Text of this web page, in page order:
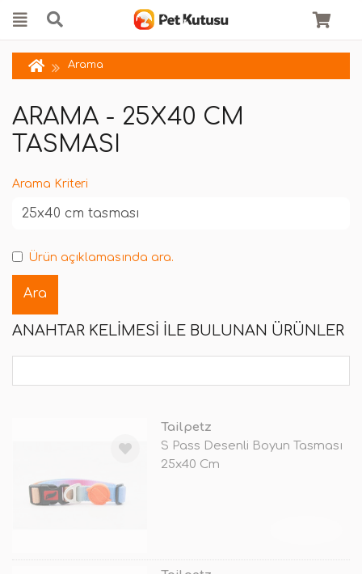
Arama
ARAMA - 25X40 CM
TASMASI
Arama Kriteri
Ürün açıklamasında ara.
ANAHTAR KELIMESI ILE BULUNAN ÜRÜNLER
Tailpetz
S Pass Desenli Boyun Tasması
25x40 Cm